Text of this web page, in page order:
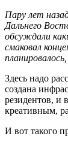
Пару лет
Дальнего
обсуждали
смаковал
Здесь надо
создана
резидентов, и
креативным,
И вот такого